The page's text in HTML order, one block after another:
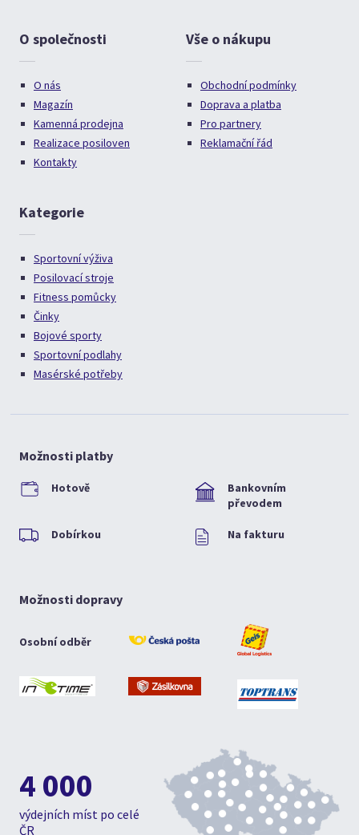
O společnosti
O nás
Magazín
Kamenná prodejna
Realizace posiloven
Kontakty
Vše o nákupu
Obchodní podmínky
Doprava a platba
Pro partnery
Reklamační řád
Kategorie
Sportovní výživa
Posilovací stroje
Fitness pomůcky
Činky
Bojové sporty
Sportovní podlahy
Masérské potřeby
Možnosti platby
Hotově
Bankovním
převodem
Dobírkou Na fakturu
Možnosti dopravy
Osobní odběr
4 000
výdejních míst po celé
ČR